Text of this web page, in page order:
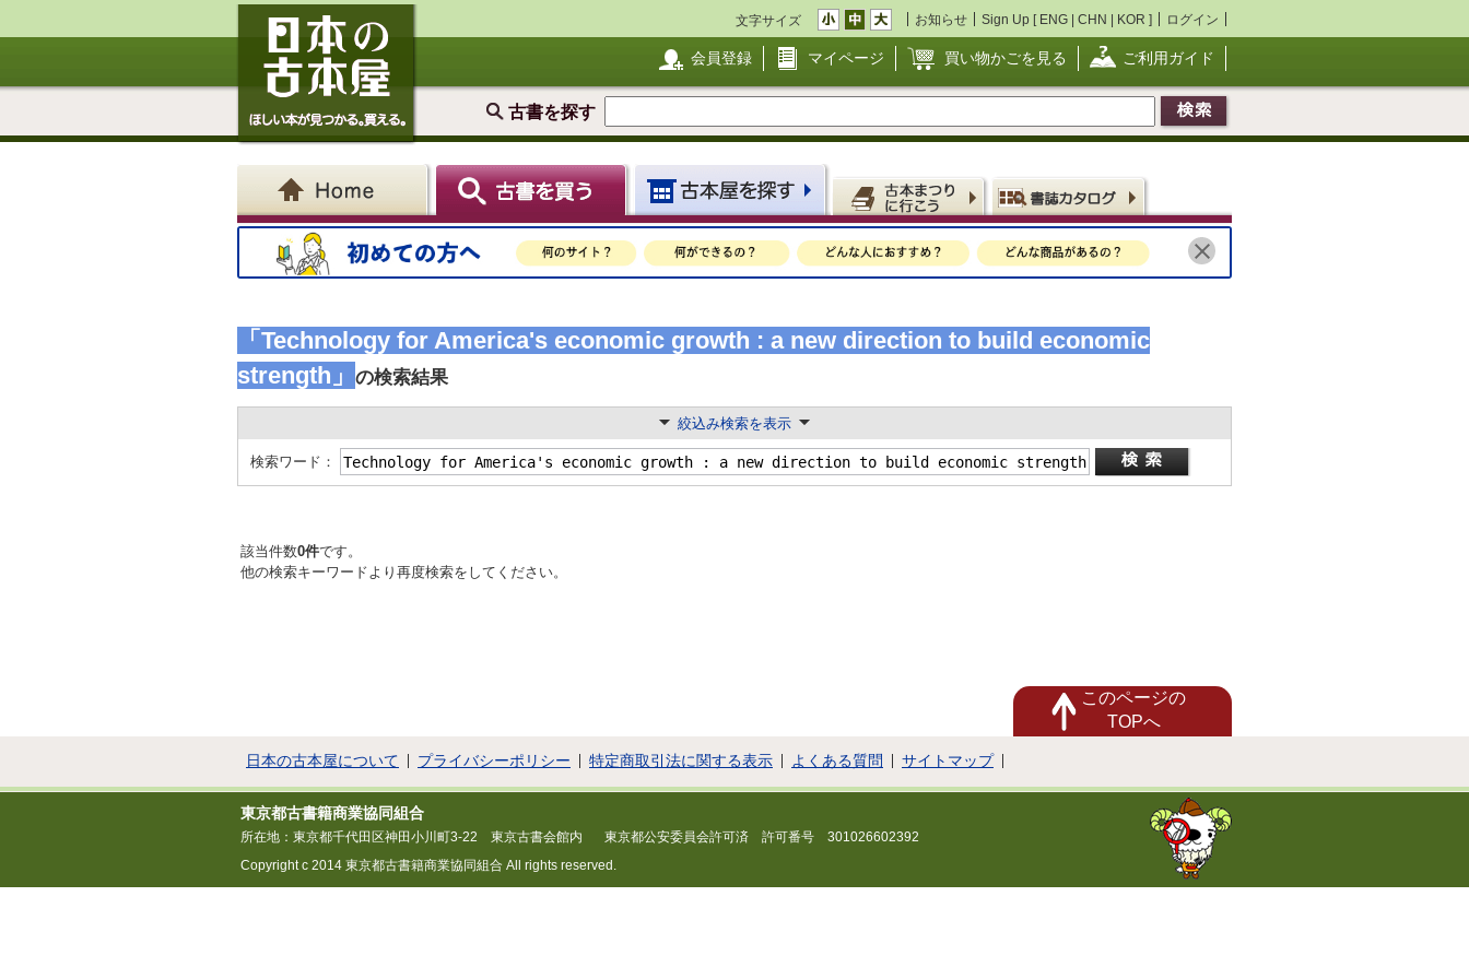
文字サイズ お知らせ Sign Up [ ENG | CHN | KOR ] ログイン
会員登録 マイページ 買い物かごを見る ご利用ガイド
古書を探す
「Technology for America's economic growth : a new direction to build economic
strength」
の検索結果
絞込み検索を表示
検索ワード：
該当件数0件です。
他の検索キーワードより再度検索をしてください。
このページの
TOPへ
日本の古本屋について プライバシーポリシー 特定商取引法に関する表示 よくある質問 サイトマップ
東京都古書籍商業協同組合
所在地：東京都千代田区神田小川町3-22 東京古書会館内
東京都公安委員会許可済 許可番号 301026602392
Copyright c 2014 東京都古書籍商業協同組合 All rights reserved.